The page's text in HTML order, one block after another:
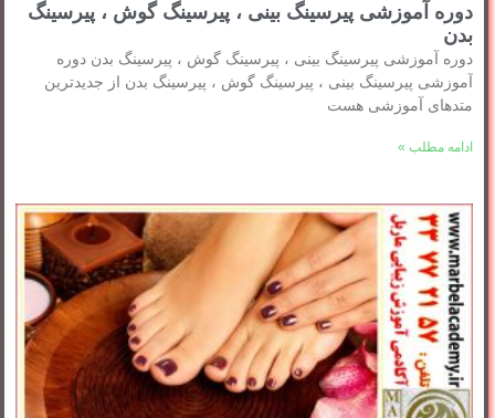
دوره آموزشی پیرسینگ بینی ، پیرسینگ گوش ، پیرسینگ
بدن
دوره آموزشی پیرسینگ بینی ، پیرسینگ گوش ، پیرسینگ بدن دوره
آموزشی پیرسینگ بینی ، پیرسینگ گوش ، پیرسینگ بدن از جدیدترین
متدهای آموزشی هست
ادامه مطلب »